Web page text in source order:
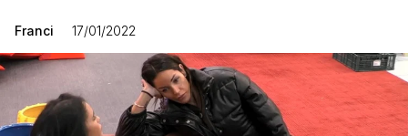
Franci 17/01/2022